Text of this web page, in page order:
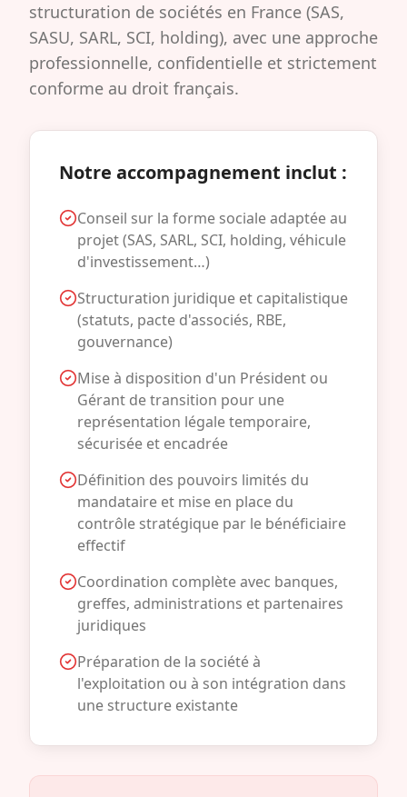
structuration de sociétés en France (SAS,
SASU, SARL, SCI, holding), avec une approche
professionnelle, confidentielle et strictement
conforme au droit français.
Notre accompagnement inclut :
Conseil sur la forme sociale adaptée au
projet (SAS, SARL, SCI, holding, véhicule
d'investissement…)
Structuration juridique et capitalistique
(statuts, pacte d'associés, RBE,
gouvernance)
Mise à disposition d'un Président ou
Gérant de transition pour une
représentation légale temporaire,
sécurisée et encadrée
Définition des pouvoirs limités du
mandataire et mise en place du
contrôle stratégique par le bénéficiaire
effectif
Coordination complète avec banques,
greffes, administrations et partenaires
juridiques
Préparation de la société à
l'exploitation ou à son intégration dans
une structure existante